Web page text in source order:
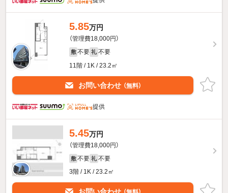
5.85万円
（管理費18,000円）
敷 不要 礼 不要
11階 / 1K / 23.2㎡
お問い合わせ （無料）
提供
5.45万円
（管理費18,000円）
敷 不要 礼 不要
3階 / 1K / 23.2㎡